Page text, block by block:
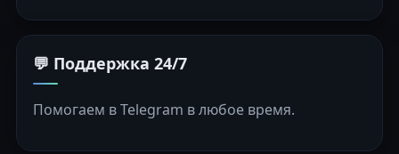
💬 Поддержка 24/7
Помогаем в Telegram в любое время.